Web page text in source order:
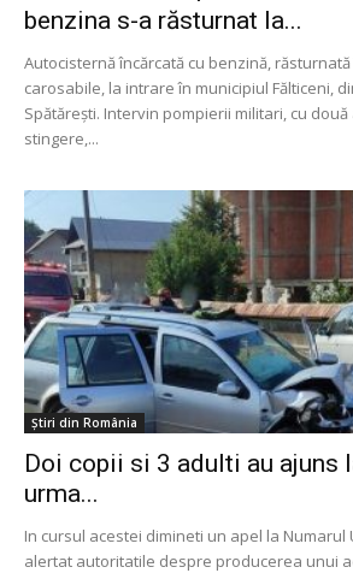
benzina s-a răsturnat la...
Autocisternă încărcată cu benzină,
carosabile, la intrare în municipiul Fălticeni,
Spătărești. Intervin pompierii militari, cu
stingere,...
Știri din România
Doi copii si 3 adulti au ajuns
urma...
In cursul acestei dimineti un apel la Numarul
alertat autoritatile despre producerea unui